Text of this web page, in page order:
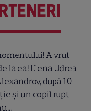
A vrut
la ea! Elena Udrea
după 10
și un copil rupt